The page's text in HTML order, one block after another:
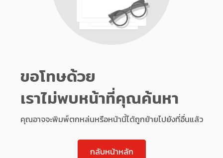
ขอโทษด้วย
เราไม่พบหน้าที่คุณค้นหา
คุณอาจจะพิมพ์ตกหล่นหรือหน้านี้ได้ถูกย้ายไปยังที่อื่นแล้ว
กลับหน้าหลัก